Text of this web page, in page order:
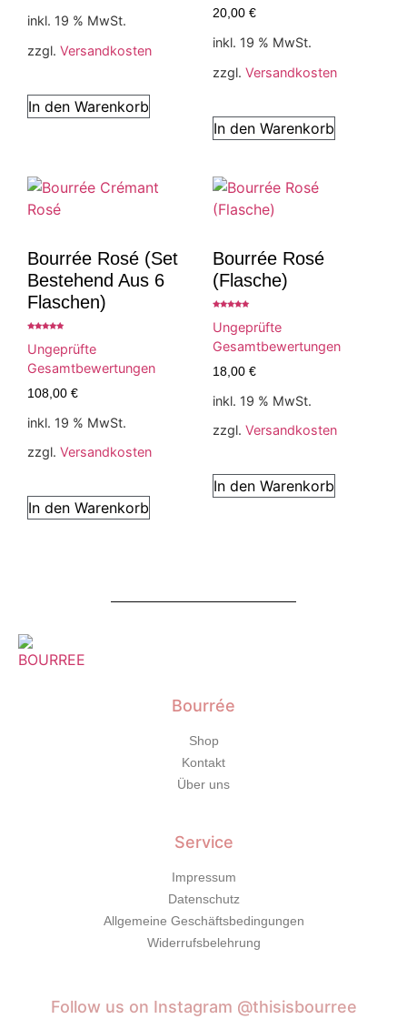
inkl. 19 % MwSt.
zzgl. Versandkosten
In den Warenkorb
20,00 €
inkl. 19 % MwSt.
zzgl. Versandkosten
In den Warenkorb
Bourrée Rosé (Set
Bestehend Aus 6
Flaschen)
mit
5.00
von 5
Ungeprüfte
Gesamtbewertungen
108,00 €
inkl. 19 % MwSt.
zzgl. Versandkosten
In den Warenkorb
Bourrée Rosé
(Flasche)
mit
5.00
von 5
Ungeprüfte
Gesamtbewertungen
18,00 €
inkl. 19 % MwSt.
zzgl. Versandkosten
In den Warenkorb
Bourrée
Shop
Kontakt
Über uns
Service
Impressum
Datenschutz
Allgemeine Geschäftsbedingungen
Widerrufsbelehrung
Follow us on Instagram @thisisbourree